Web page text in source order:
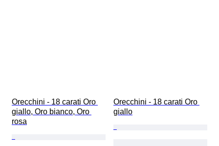
Orecchini - 18 carati Oro
giallo, Oro bianco, Oro
rosa
Orecchini - 18 carati Oro
giallo